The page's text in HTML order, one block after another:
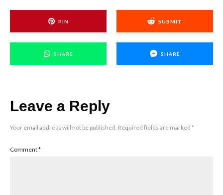
PIN SUBMIT
SHARE SHARE
Leave a Reply
Your email address will not be published. Required fields are marked *
Comment*